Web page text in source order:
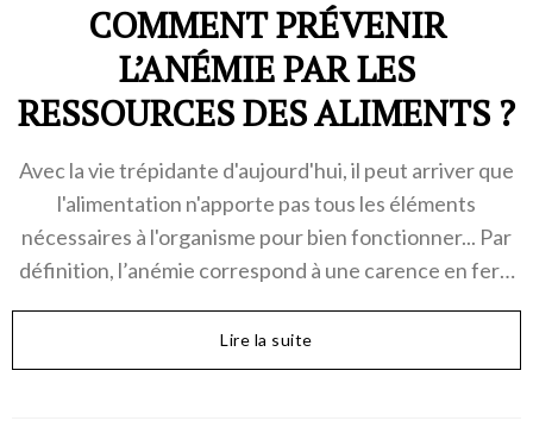
COMMENT PRÉVENIR
L’ANÉMIE PAR LES
RESSOURCES DES ALIMENTS ?
Avec la vie trépidante d'aujourd'hui, il peut arriver que
l'alimentation n'apporte pas tous les éléments
nécessaires à l'organisme pour bien fonctionner... Par
définition, l’anémie correspond à une carence en fer…
Lire la suite